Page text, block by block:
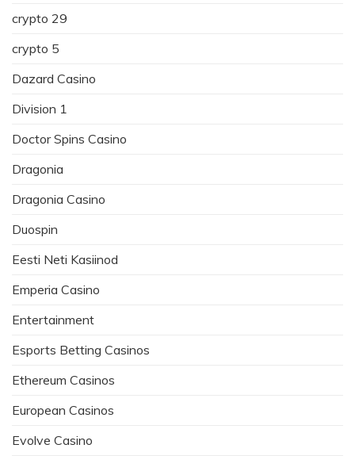
crypto 29
crypto 5
Dazard Casino
Division 1
Doctor Spins Casino
Dragonia
Dragonia Casino
Duospin
Eesti Neti Kasiinod
Emperia Casino
Entertainment
Esports Betting Casinos
Ethereum Casinos
European Casinos
Evolve Casino